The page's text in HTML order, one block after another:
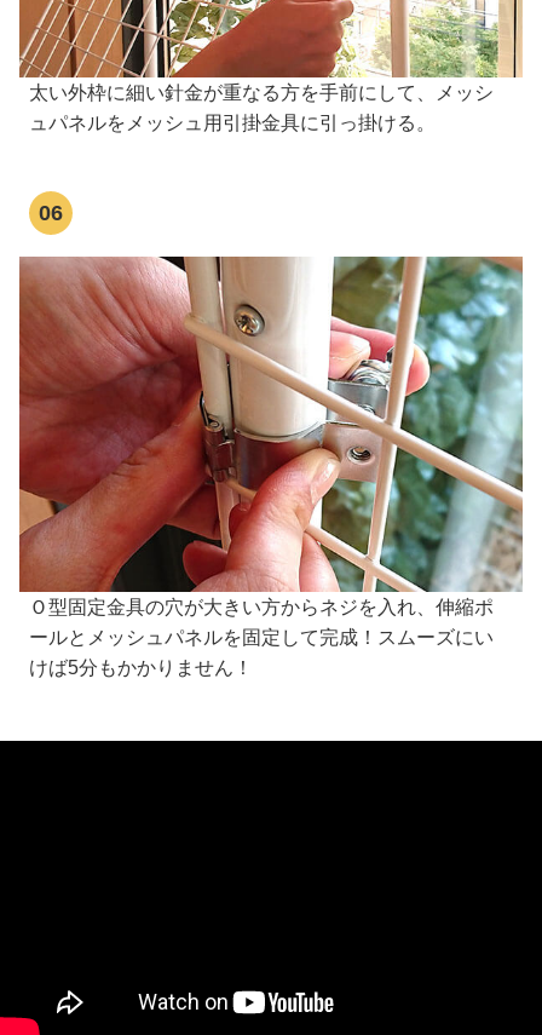
太い外枠に細い針金が重なる方を手前にして、メッシ
ュパネルをメッシュ用引掛金具に引っ掛ける。
06
Ｏ型固定金具の穴が大きい方からネジを入れ、伸縮ポ
ールとメッシュパネルを固定して完成！スムーズにい
けば5分もかかりません！